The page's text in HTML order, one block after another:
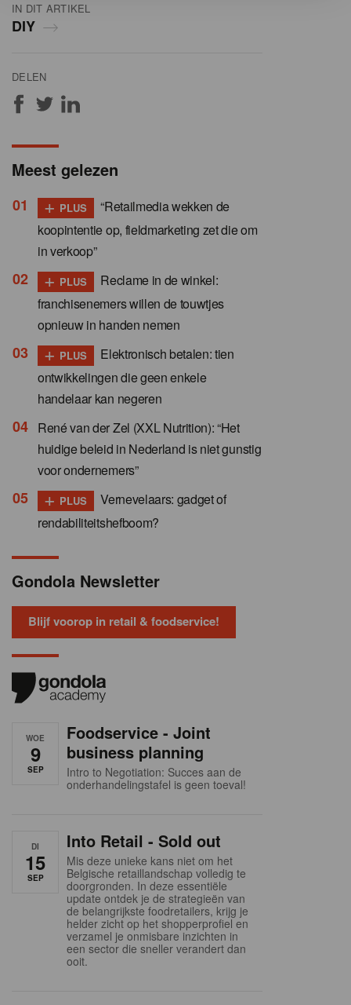
IN DIT ARTIKEL
DIY
DELEN
Meest gelezen
+ PLUS
“Retailmedia wekken de
koopintentie op, fieldmarketing zet die om
in verkoop”
+ PLUS
Reclame in de winkel:
franchisenemers willen de touwtjes
opnieuw in handen nemen
+ PLUS
Elektronisch betalen: tien
ontwikkelingen die geen enkele
handelaar kan negeren
René van der Zel (XXL Nutrition): “Het
huidige beleid in Nederland is niet gunstig
voor ondernemers”
+ PLUS
Vernevelaars: gadget of
rendabiliteitshefboom?
Gondola Newsletter
Blijf voorop in retail & foodservice!
WOE
9
SEP
Foodservice - Joint
business planning
Intro to Negotiation: Succes aan de
onderhandelingstafel is geen toeval!
DI
15
SEP
Into Retail - Sold out
Mis deze unieke kans niet om het
Belgische retaillandschap volledig te
doorgronden. In deze essentiële
update ontdek je de strategieën van
de belangrijkste foodretailers, krijg je
helder zicht op het shopperprofiel en
verzamel je onmisbare inzichten in
een sector die sneller verandert dan
ooit.